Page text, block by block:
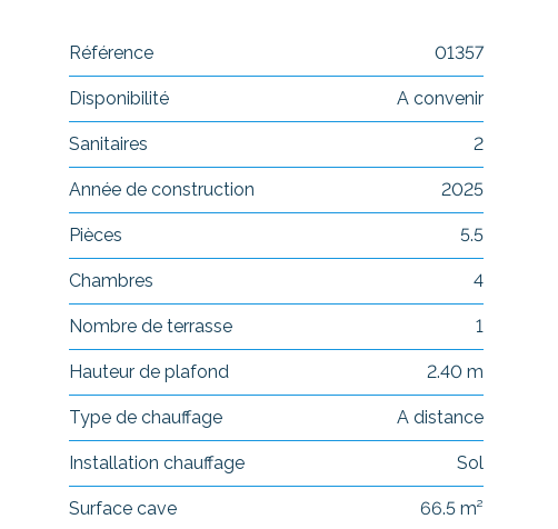
Référence 01357
Disponibilité A convenir
Sanitaires 2
Année de construction 2025
Pièces 5.5
Chambres 4
Nombre de terrasse 1
Hauteur de plafond 2.40 m
Type de chauffage A distance
Installation chauffage Sol
Surface cave 66.5 m²